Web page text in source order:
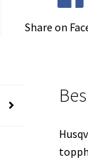
Share on